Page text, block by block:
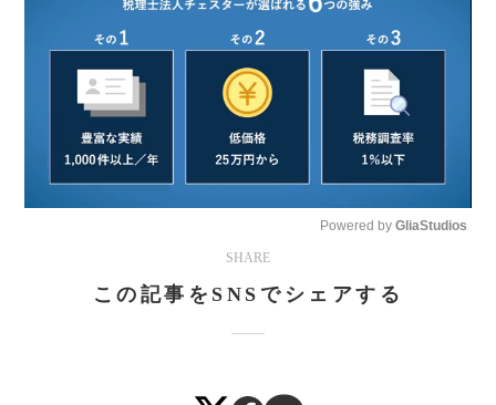
Powered by GliaStudios
SHARE
この記事をSNSでシェアする